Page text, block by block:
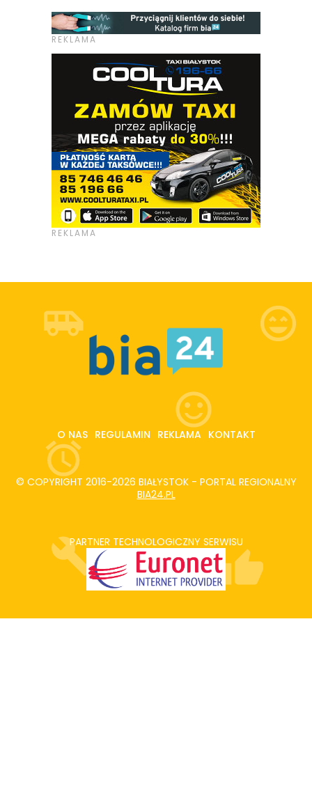
O NAS REGULAMIN REKLAMA KONTAKT
© COPYRIGHT 2016-2026 BIAŁYSTOK - PORTAL REGIONALNY
BIA24.PL
PARTNER TECHNOLOGICZNY SERWISU